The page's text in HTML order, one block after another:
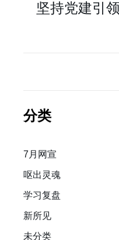
章
坚持党建引
分类
7月网宣
呕出灵魂
学习复盘
新所见
未分类